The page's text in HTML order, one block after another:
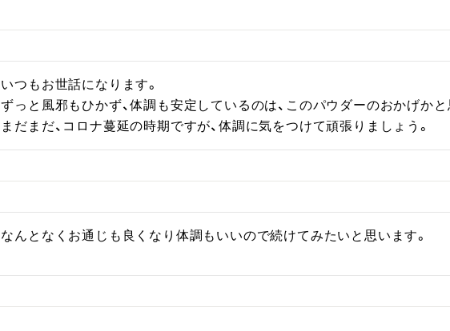
いつもお世話になります。
ずっと風邪もひかず、体調も安定しているのは、このパウダーのおかげかと
まだまだ、コロナ蔓延の時期ですが、体調に気をつけて頑張りましょう。
なんとなくお通じも良くなり体調もいいので続けてみたいと思います。